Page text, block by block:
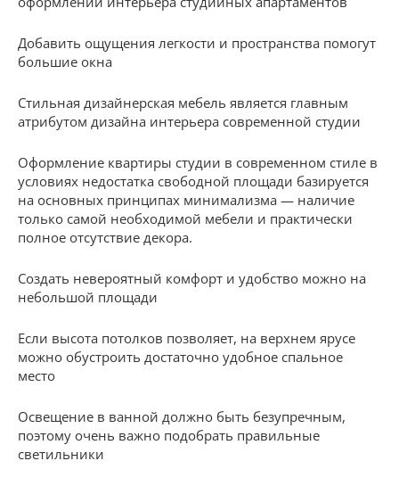
Добавить ощущения легкости и пространства помогут
большие окна
Стильная дизайнерская мебель является главным
атрибутом дизайна интерьера современной студии
Оформление квартиры студии в современном стиле в
условиях недостатка свободной площади базируется
на основных принципах минимализма — наличие
только самой необходимой мебели и практически
полное отсутствие декора.
Создать невероятный комфорт и удобство можно на
небольшой площади
Если высота потолков позволяет, на верхнем ярусе
можно обустроить достаточно удобное спальное
место
Освещение в ванной должно быть безупречным,
поэтому очень важно подобрать правильные
светильники